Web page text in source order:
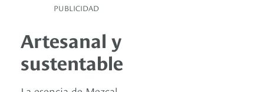
PUBLICIDAD
Artesanal y
sustentable